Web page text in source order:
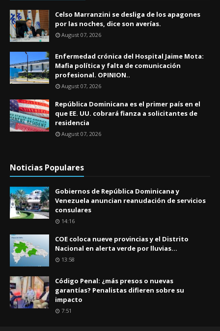
Celso Marranzini se desliga de los apagones
por las noches, dice son averías.
August 07, 2026
Enfermedad crónica del Hospital Jaime Mota:
Mafia política y falta de comunicación
profesional. OPINION..
August 07, 2026
República Dominicana es el primer país en el
que EE. UU. cobrará fianza a solicitantes de
residencia
August 07, 2026
Noticias Populares
Gobiernos de República Dominicana y
Venezuela anuncian reanudación de servicios
consulares
14:16
COE coloca nueve provincias y el Distrito
Nacional en alerta verde por lluvias...
13:58
Código Penal: ¿más presos o nuevas
garantías? Penalistas difieren sobre su
impacto
7:51